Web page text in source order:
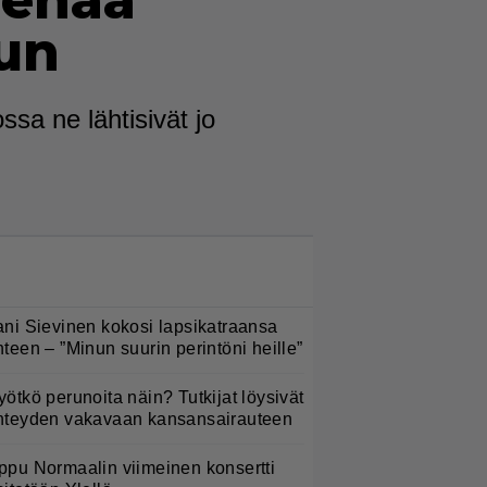
ne lähtisivät jo
Sievinen kokosi lapsikatraansa
– ”Minun suurin perintöni heille”
perunoita näin? Tutkijat löysivät
vakavaan kansansairauteen
Normaalin viimeinen konsertti